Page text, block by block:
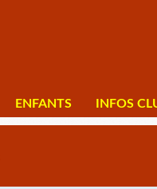
ENFANTS INFOS